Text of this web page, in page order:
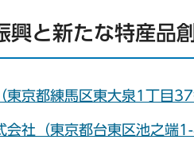
興と新たな特産品
東京都練馬区東大泉1丁目
会社（東京都台東区池之端